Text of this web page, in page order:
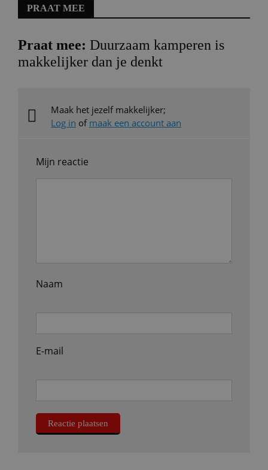
PRAAT MEE
Praat mee: Duurzaam kamperen is
makkelijker dan je denkt
Maak het jezelf makkelijker;
Log in of maak een account aan
Mijn reactie
Naam
E-mail